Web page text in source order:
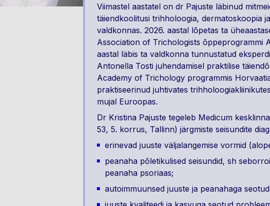
Viimastel aastatel on dr Pajuste läbinud
täiendkoolitusi trihholoogia, dermatoskoopia
valdkonnas. 2026. aastal lõpetas ta
Association of Trichologists õppeprogrammi
aastal läbis ta valdkonna tunnustatud
Antonella Tosti juhendamisel praktilise
Academy of Trichology programmis
praktiseerinud juhtivates
mujal Euroopas.
Dr Kristina Pajuste tegeleb Medicum
53, 5. korrus, Tallinn) järgmiste seisundite
erinevad juuste väljalangemise vormid
peanaha põletikulised seisundid, sh
peanaha psoriaas;
autoimmuunsed juuste ja peanahaga